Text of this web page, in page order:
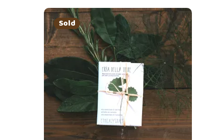
Sold
Leggi tutto